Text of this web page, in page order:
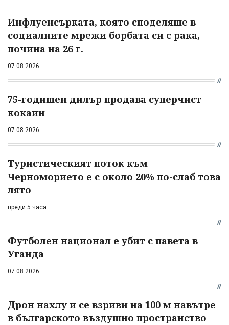
Инфлуенсърката, която споделяше в
социалните мрежи борбата си с рака,
почина на 26 г.
07.08.2026
75-годишен дилър продава суперчист
кокаин
07.08.2026
Туристическият поток към
Черноморието е с около 20% по-слаб това
лято
преди 5 часа
Футболен национал е убит с павета в
Уганда
07.08.2026
Дрон нахлу и се взриви на 100 м навътре
в българското въздушно пространство